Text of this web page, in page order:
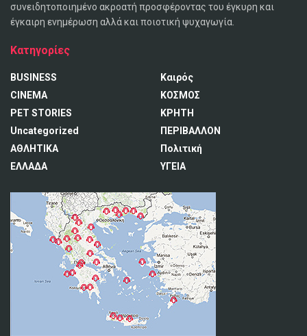
συνειδητοποιημένο ακροατή προσφέροντας του έγκυρη και
έγκαιρη ενημέρωση αλλά και ποιοτική ψυχαγωγία.
Κατηγορίες
BUSINESS
CINEMA
PET STORIES
Uncategorized
ΑΘΛΗΤΙΚΑ
ΕΛΛΑΔΑ
Καιρός
ΚΟΣΜΟΣ
ΚΡΗΤΗ
ΠΕΡΙΒΑΛΛΟΝ
Πολιτική
ΥΓΕΙΑ